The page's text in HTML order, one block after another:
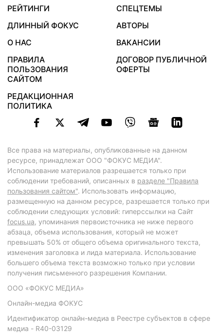
РЕЙТИНГИ
СПЕЦТЕМЫ
ДЛИННЫЙ ФОКУС
АВТОРЫ
О НАС
ВАКАНСИИ
ПРАВИЛА
ПОЛЬЗОВАНИЯ
САЙТОМ
ДОГОВОР ПУБЛИЧНОЙ
ОФЕРТЫ
РЕДАКЦИОННАЯ
ПОЛИТИКА
Все права на материалы, опубликованные на данном
ресурсе, принадлежат ООО "ФОКУС МЕДИА".
Использование материалов разрешается только при
соблюдении требований, описанных в разделе "Правила
пользования сайтом". Использовать информацию,
размещенную на данном ресурсе, разрешается только при
соблюдении следующих условий: гиперссылки на Сайт
focus.ua, упоминания первоисточника не ниже первого
абзаца, объема использования, который не может
превышать 50% от общего объема оригинального текста,
изменения заголовка и лида материала. Использование
большего объема текста возможно только при условии
получения письменного разрешения Компании.
ООО «ФОКУС МЕДИА»
Онлайн-медиа ФОКУС
Идентификатор онлайн-медиа в Реестре субъектов в сфере
медиа - R40-03129